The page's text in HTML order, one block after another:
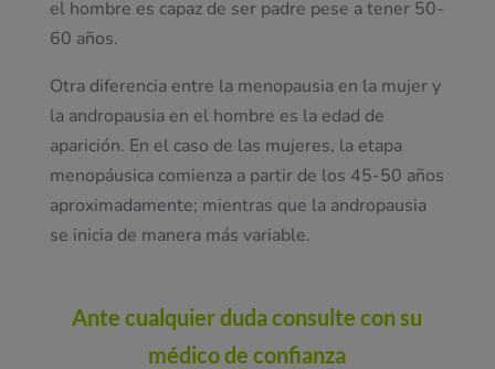
el hombre es capaz de ser padre pese a tener 50-
60 años.
Otra diferencia entre la menopausia en la mujer y
la andropausia en el hombre es la edad de
aparición. En el caso de las mujeres, la etapa
menopáusica comienza a partir de los 45-50 años
aproximadamente; mientras que la andropausia
se inicia de manera más variable.
Ante cualquier duda consulte con su
médico de confianza